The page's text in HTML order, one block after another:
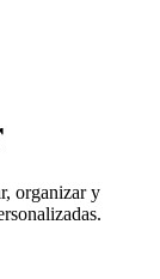
organizar y